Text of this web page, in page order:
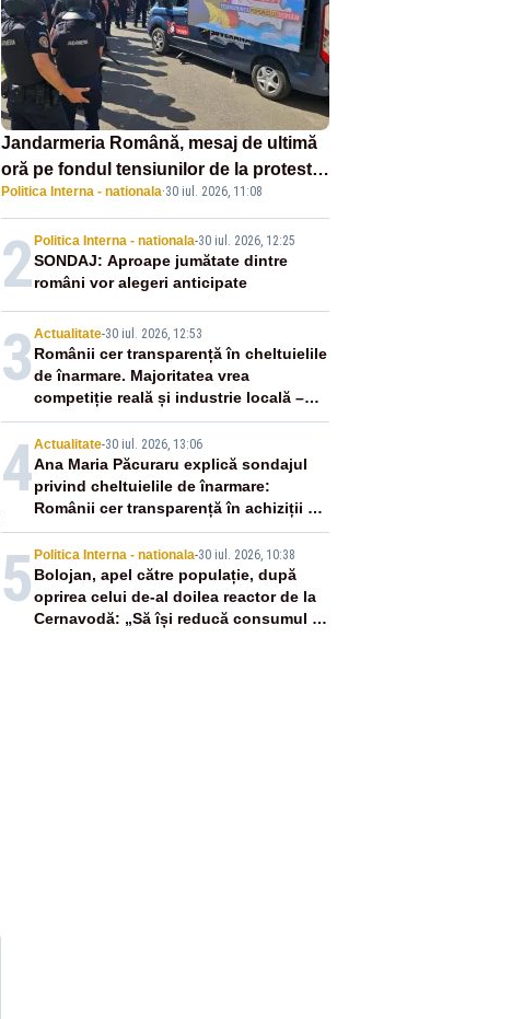
Jandarmeria Română, mesaj de ultimă
oră pe fondul tensiunilor de la protestul
masiv al fermierilor - VIDEO
Politica Interna - nationala·30 iul. 2026, 11:08
2 Politica Interna - nationala-30 iul. 2026, 12:25
SONDAJ: Aproape jumătate dintre
români vor alegeri anticipate
3 Actualitate-30 iul. 2026, 12:53
Românii cer transparență în cheltuielile
de înarmare. Majoritatea vrea
competiție reală și industrie locală –
SONDAJ
4Actualitate-30 iul. 2026, 13:06
Ana Maria Păcuraru explică sondajul
privind cheltuielile de înarmare:
Românii cer transparență în achiziții și
un echilibru între partenerii externi
5 Politica Interna - nationala-30 iul. 2026, 10:38
Bolojan, apel către populație, după
oprirea celui de-al doilea reactor de la
Cernavodă: „Să își reducă consumul în